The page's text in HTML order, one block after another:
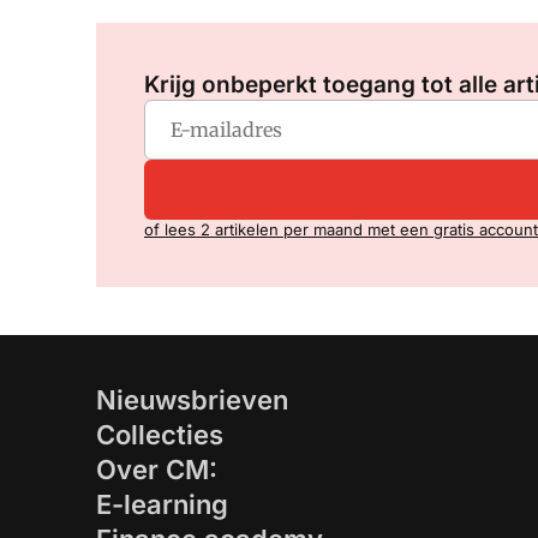
Krijg onbeperkt toegang tot alle
of lees 2 artikelen per maand met een gratis account
Nieuwsbrieven
Collecties
Over CM:
E-learning